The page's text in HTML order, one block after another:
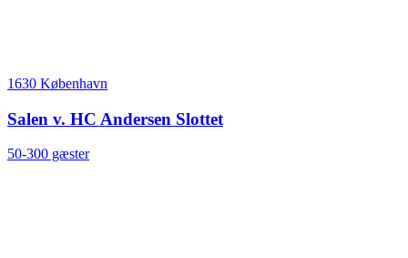
1630 København
Salen v. HC Andersen Slottet
50-300 gæster